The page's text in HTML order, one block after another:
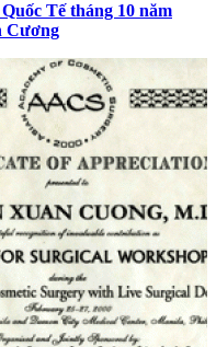
Tế tháng 10 năm
Cương